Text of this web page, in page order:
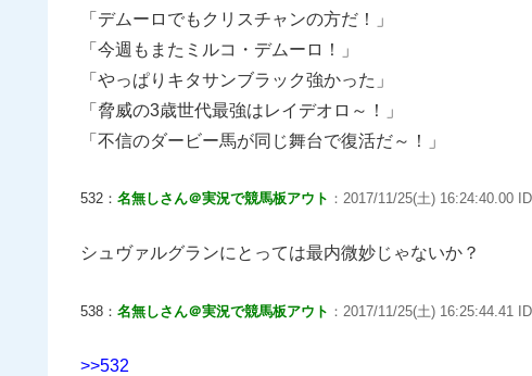
「デムーロでもクリスチャンの方だ！」
「今週もまたミルコ・デムーロ！」
「やっぱりキタサンブラック強かった」
「脅威の3歳世代最強はレイデオロ～！」
「不信のダービー馬が同じ舞台で復活だ～！」
532： 名無しさん＠実況で競馬板アウト ：2017/11/25(土) 16:24:40.00
シュヴァルグランにとっては最内微妙じゃないか？
538： 名無しさん＠実況で競馬板アウト ：2017/11/25(土) 16:25:44.41
>>532